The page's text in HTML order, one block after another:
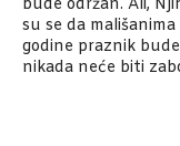
bude održan. Ali,
su se da
godine praznik
nikada neće biti